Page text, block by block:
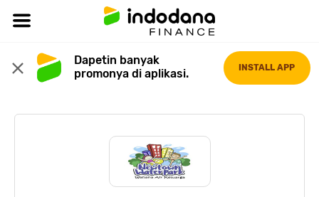
Dapetin banyak
promonya di aplikasi.
INSTALL APP